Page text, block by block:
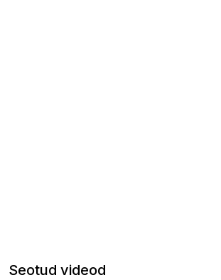
Seotud videod